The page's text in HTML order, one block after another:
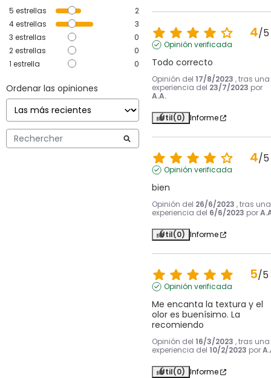
5 estrellas
2
4estrellas
3
3 estrellas
0
2estrellas
0
1 estrella 0
Ordenar las opiniones
4/5
Opinión verificada
Todo correcto
Opinión del 17/8/2023 , tras una
experiencia del 23/7/2023 por
A.A.
Útil(0) Informe
4/5
Opinión verificada
bien
Opinión del 26/6/2023 , tras una
experiencia del 6/6/2023 por
Útil(0) Informe
5/5
Opinión verificada
Me encanta la textura y el
olor es buenísimo. La
recomiendo
Opinión del 16/3/2023 , tras una
experiencia del 10/2/2023 por
Útil(0) Informe